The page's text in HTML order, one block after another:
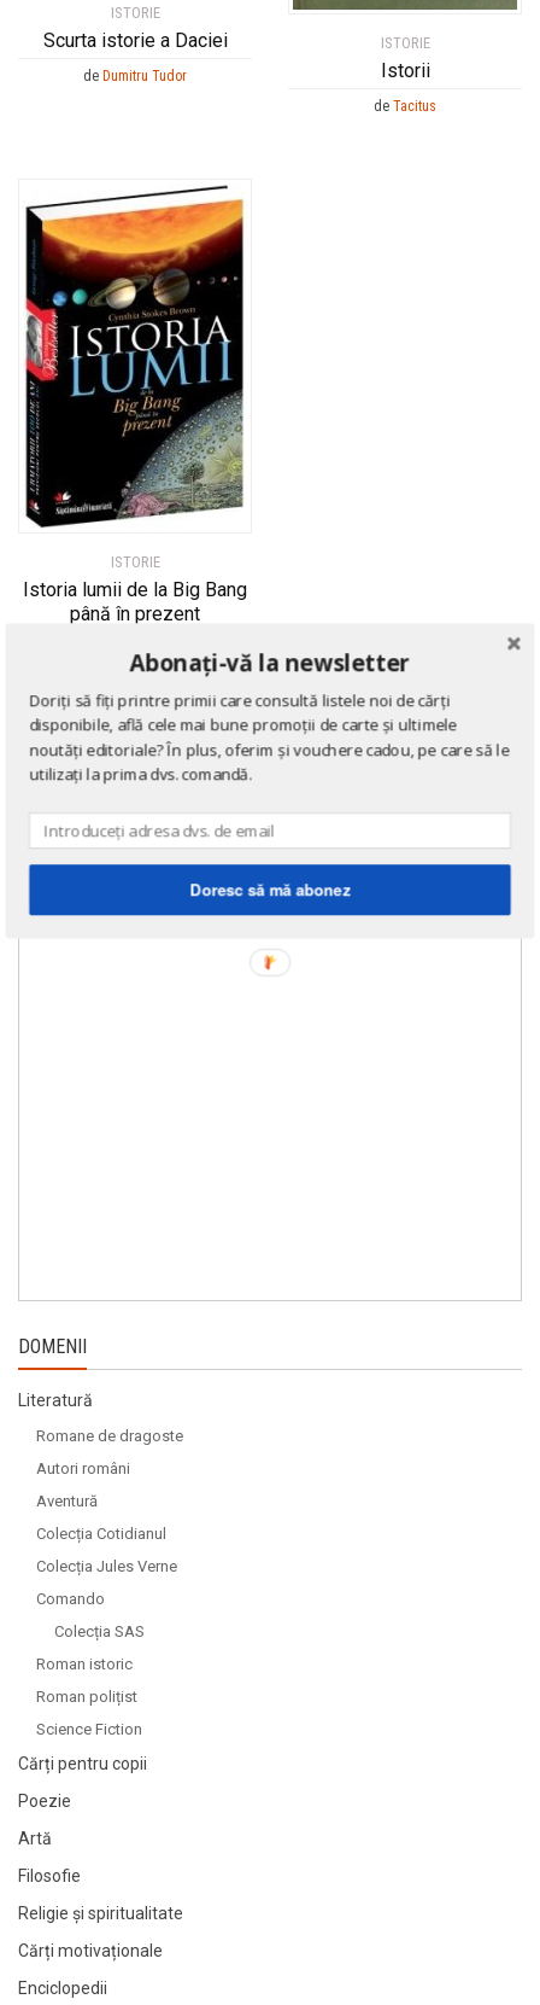
ISTORIE
Scurta istorie a Daciei
de Dumitru Tudor
ISTORIE
Istorii
de Tacitus
ISTORIE
Istoria lumii de la Big Bang
până în prezent
Cynthia Stokes Brown
DOMENII
Literatură
Romane de dragoste
Autori români
Aventură
Colecția Cotidianul
Colecția Jules Verne
Comando
Colecția SAS
Roman istoric
Roman polițist
Science Fiction
Cărți pentru copii
Poezie
Artă
Filosofie
Religie și spiritualitate
Cărți motivaționale
Enciclopedii
Abonați-vă la newsletter
Doriți să fiți printre primii care consultă listele noi de cărți
disponibile, află cele mai bune promoții de carte și ultimele
noutăți editoriale? În plus, oferim și vouchere cadou, pe care să le
utilizați la prima dvs. comandă.
Doresc să mă abonez